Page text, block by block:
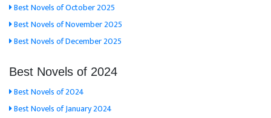
Best Novels of October 2025
Best Novels of November 2025
Best Novels of December 2025
Best Novels of 2024
Best Novels of 2024
Best Novels of January 2024